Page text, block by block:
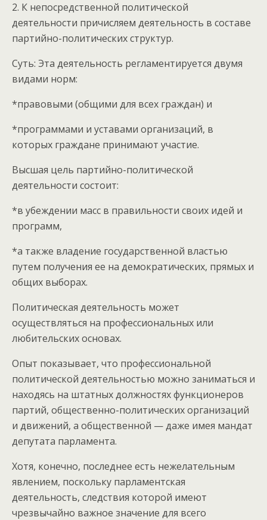
2. К непосредственной политической
деятельности причисляем деятельность в составе
партийно-политических структур.
Суть: Эта деятельность регламентируется двумя
видами норм:
*правовыми (общими для всех граждан) и
*программами и уставами организаций, в
которых граждане принимают участие.
Высшая цель партийно-политической
деятельности состоит:
*в убеждении масс в правильности своих идей и
программ,
*а также владение государственной властью
путем получения ее на демократических, прямых и
общих выборах.
Политическая деятельность может
осуществляться на профессиональных или
любительских основах.
Опыт показывает, что профессиональной
политической деятельностью можно заниматься и
находясь на штатных должностях функционеров
партий, общественно-политических организаций
и движений, а общественной — даже имея мандат
депутата парламента.
Хотя, конечно, последнее есть нежелательным
явлением, поскольку парламентская
деятельность, следствия которой имеют
чрезвычайно важное значение для всего